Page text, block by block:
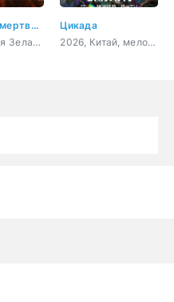
Зловещие мертвецы: Пекло
2026, Новая Зеландия, США, Канада, ужасы
Цикада
2026, Китай, мелодрама